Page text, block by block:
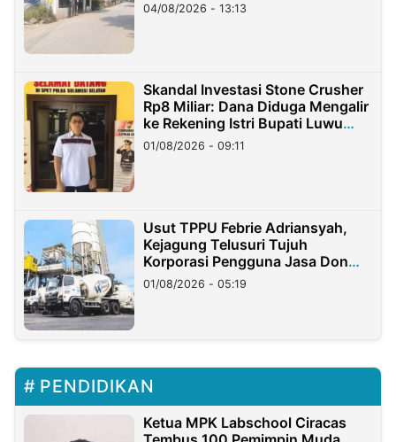
04/08/2026 - 13:13
Skandal Investasi Stone Crusher
Rp8 Miliar: Dana Diduga Mengalir
ke Rekening Istri Bupati Luwu
Timur
01/08/2026 - 09:11
Usut TPPU Febrie Adriansyah,
Kejagung Telusuri Tujuh
Korporasi Pengguna Jasa Don
Ritto
01/08/2026 - 05:19
PENDIDIKAN
Ketua MPK Labschool Ciracas